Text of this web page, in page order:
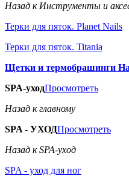
Назад к Инструменты и
Терки для пяток. Planet Nails
Терки для пяток. Titania
Щетки и термобрашинги
SPA-уходПросмотреть
Назад к главному
SPA - УХОДПросмотреть
Назад к SPA-уход
SPA - уход для ног